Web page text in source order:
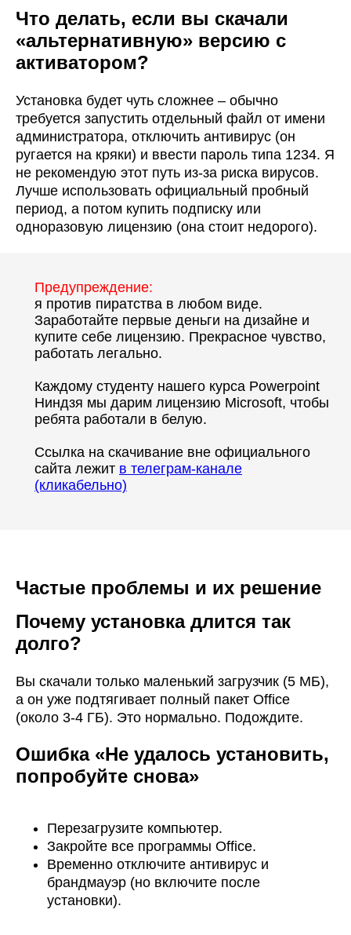
Что делать, если вы скачали
«альтернативную» версию с
активатором?
Установка будет чуть сложнее – обычно
требуется запустить отдельный файл от имени
администратора, отключить антивирус (он
ругается на кряки) и ввести пароль типа 1234. Я
не рекомендую этот путь из-за риска вирусов.
Лучше использовать официальный пробный
период, а потом купить подписку или
одноразовую лицензию (она стоит недорого).
Предупреждение:
я против пиратства в любом виде.
Заработайте первые деньги на дизайне и
купите себе лицензию. Прекрасное чувство,
работать легально.
Каждому студенту нашего курса Powerpoint
Ниндзя мы дарим лицензию Microsoft, чтобы
ребята работали в белую.
Ссылка на скачивание вне официального
сайта лежит в телеграм-канале
(кликабельно)
Частые проблемы и их решение
Почему установка длится так
долго?
Вы скачали только маленький загрузчик (5 МБ),
а он уже подтягивает полный пакет Office
(около 3-4 ГБ). Это нормально. Подождите.
Ошибка «Не удалось установить,
попробуйте снова»
Перезагрузите компьютер.
Закройте все программы Office.
Временно отключите антивирус и
брандмауэр (но включите после
установки).